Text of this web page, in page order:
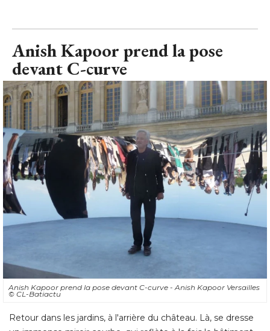
Anish Kapoor prend la pose
devant C-curve
Anish Kapoor prend la pose devant C-curve - Anish Kapoor Versailles
© CL-Batiactu
Retour dans les jardins, à l'arrière du château. Là, se dresse